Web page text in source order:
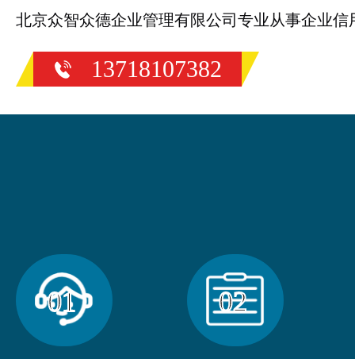
北京众智众德企业管理有限公司专业从事企业
13718107382
01 02